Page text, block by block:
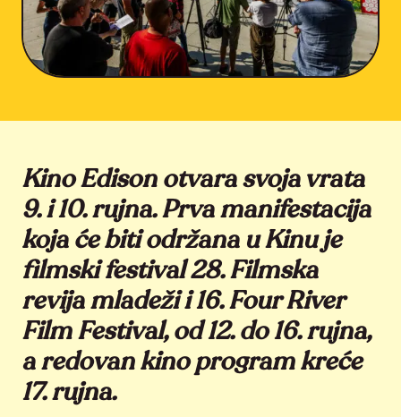
Kino Edison otvara svoja vrata
9. i 10. rujna. Prva manifestacija
koja će biti održana u Kinu je
filmski festival 28. Filmska
revija mladeži i 16. Four River
Film Festival, od 12. do 16. rujna,
a redovan kino program kreće
17. rujna.